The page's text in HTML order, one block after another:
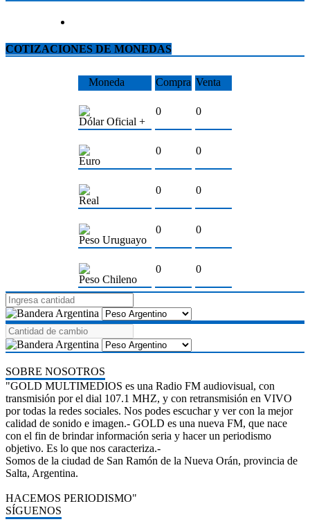
COTIZACIONES DE MONEDAS
Moneda Compra Venta
Dólar Oficial +
0 0
Euro
0 0
Real
0 0
Peso Uruguayo
0 0
Peso Chileno
0 0
SOBRE NOSOTROS
"GOLD MULTIMEDIOS es una Radio FM audiovisual, con
transmisión por el dial 107.1 MHZ, y con retransmisión en VIVO
por todas la redes sociales. Nos podes escuchar y ver con la mejor
calidad de sonido e imagen.- GOLD es una nueva FM, que nace
con el fin de brindar información seria y hacer un periodismo
objetivo. Es lo que nos caracteriza.-
Somos de la ciudad de San Ramón de la Nueva Orán, provincia de
Salta, Argentina.
HACEMOS PERIODISMO"
SÍGUENOS